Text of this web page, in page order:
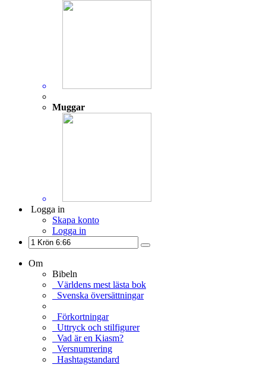
Muggar
Logga in
Skapa konto
Logga in
Om
Bibeln
Världens mest lästa bok
Svenska översättningar
Förkortningar
Uttryck och stilfigurer
Vad är en Kiasm?
Versnumrering
Hashtagstandard